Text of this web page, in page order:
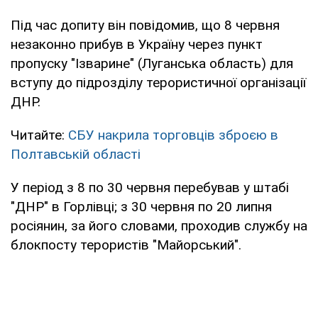
Під час допиту він повідомив, що 8 червня
незаконно прибув в Україну через пункт
пропуску "Ізварине" (Луганська область) для
вступу до підрозділу терористичної організації
ДНР.
Читайте: СБУ накрила торговців зброєю в
Полтавській області
У період з 8 по 30 червня перебував у штабі
"ДНР" в Горлівці; з 30 червня по 20 липня
росіянин, за його словами, проходив службу на
блокпосту терористів "Майорський".